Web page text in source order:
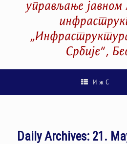
управљање јавном
Србије“,
И ж С
Daily Archives: 21.